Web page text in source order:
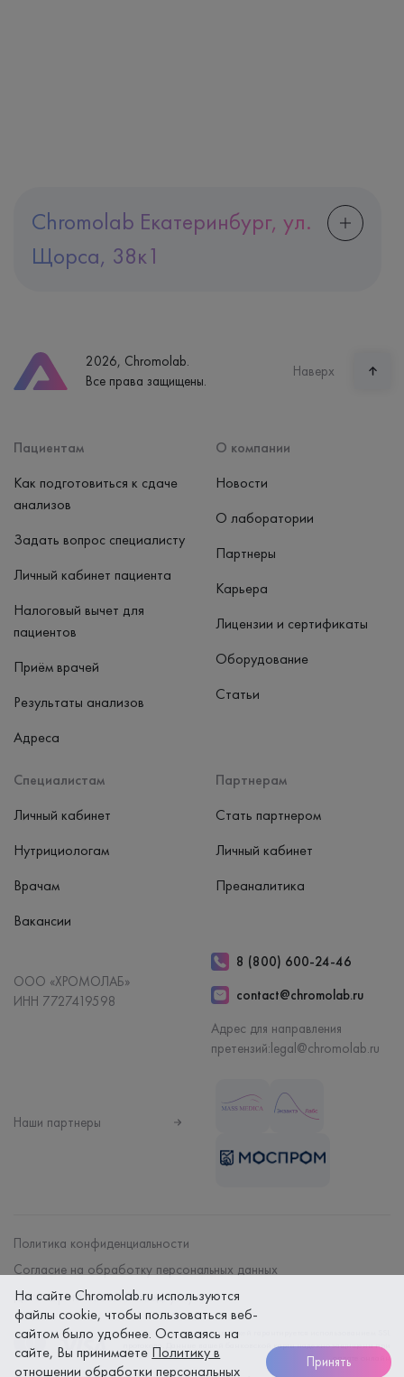
Chromolab Екатеринбург, ул.
Щорса, 38к1
Часы работы
пн-вс: 7:30-15:00
2026, Chromolab.
Все права защищены.
Наверх
Пациентам
Как подготовиться к сдаче
анализов
Задать вопрос специалисту
Личный кабинет пациента
Налоговый вычет для
пациентов
Приём врачей
Результаты анализов
Адреса
Специалистам
Личный кабинет
Нутрициологам
Врачам
Вакансии
Партнерам
Стать партнером
Личный кабинет
Преаналитика
О компании
Новости
О лаборатории
Партнеры
Карьера
Лицензии и сертификаты
Оборудование
Статьи
ООО «ХРОМОЛАБ»
ИНН 7727419598
8 (800) 600-24-46
contact@chromolab.ru
Адрес для направления
претензий:legal@chromolab.ru
Наши партнеры
Политика конфиденциальности
Согласие на обработку персональных данных
Договор на оказание мед. услуг
Безопасность платежей гарантируется использованием SSL
протокола. Данные вашей банковской карты надежно защищены при
оплате онлайн
На сайте Chromolab.ru используются
файлы cookie, чтобы пользоваться веб-
сайтом было удобнее. Оставаясь на
сайте, Вы принимаете Политику в
отношении обработки персональных
Принять